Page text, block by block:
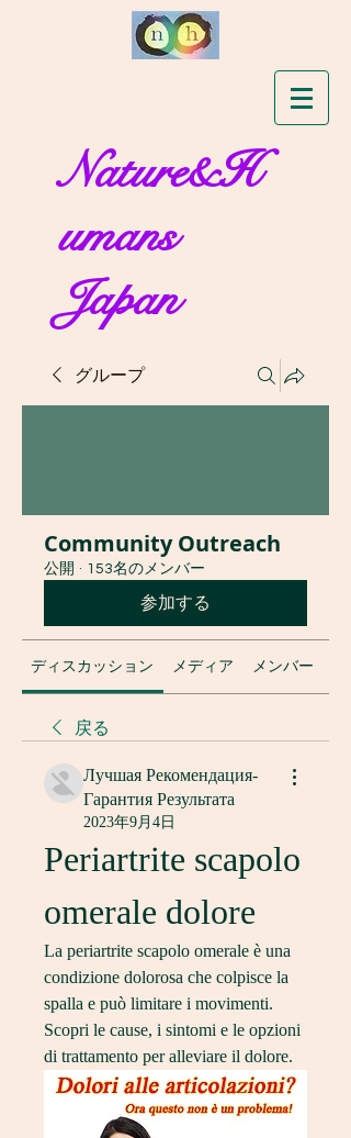
Nature&H
umans
Japan
グループ
Community Outreach
公開 · 153名のメンバー
参加する
ディスカッション メディア メンバー
戻る
Лучшая Рекомендация-
Гарантия Результата
2023年9月4日
Periartrite scapolo
omerale dolore
La periartrite scapolo omerale è una
condizione dolorosa che colpisce la
spalla e può limitare i movimenti.
Scopri le cause, i sintomi e le opzioni
di trattamento per alleviare il dolore.